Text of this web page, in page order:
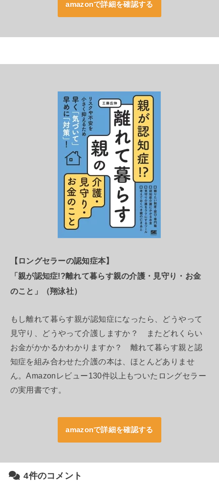
amazonで詳細を確認する
【ロングセラーの認知症本】
「親が認知症!?離れて暮らす親の介護・見守り・お金
のこと」（翔泳社）
もし離れて暮らす親が認知症になったら、どうやって
見守り、どうやって介護しますか？ またどれくらい
お金がかかるかわかりますか？ 離れて暮らす親と認
知症を組み合わせた介護の本は、ほとんどありませ
ん。Amazonレビュー130件以上もついたロングセラー
の実用書です。
amazonで詳細を確認する
4件のコメント